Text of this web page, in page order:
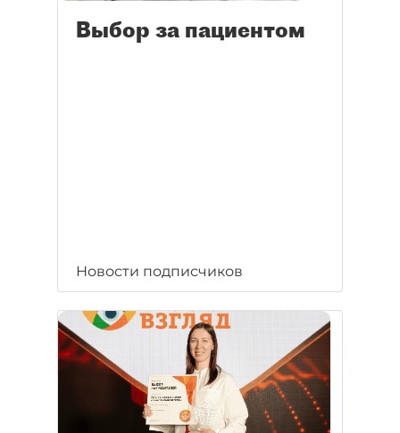
Выбор за пациентом
Новости подписчиков